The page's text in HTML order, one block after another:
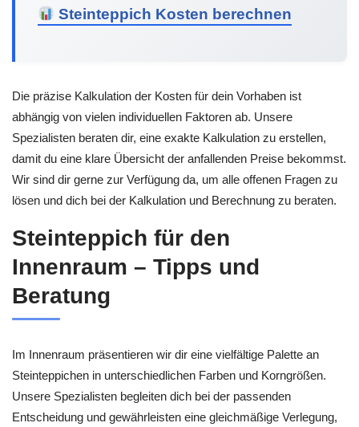
Steinteppich Kosten berechnen
Die präzise Kalkulation der Kosten für dein Vorhaben ist
abhängig von vielen individuellen Faktoren ab. Unsere
Spezialisten beraten dir, eine exakte Kalkulation zu erstellen,
damit du eine klare Übersicht der anfallenden Preise bekommst.
Wir sind dir gerne zur Verfügung da, um alle offenen Fragen zu
lösen und dich bei der Kalkulation und Berechnung zu beraten.
Steinteppich für den
Innenraum – Tipps und
Beratung
Im Innenraum präsentieren wir dir eine vielfältige Palette an
Steinteppichen in unterschiedlichen Farben und Korngrößen.
Unsere Spezialisten begleiten dich bei der passenden
Entscheidung und gewährleisten eine gleichmäßige Verlegung,